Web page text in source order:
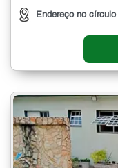
Endereço no